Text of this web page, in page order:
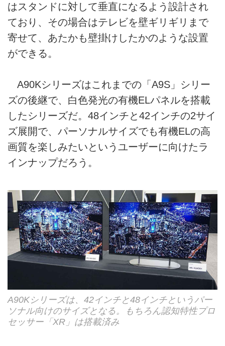
はスタンドに対して垂直になるよう設計され
ており、その場合はテレビを壁ギリギリまで
寄せて、あたかも壁掛けしたかのような設置
ができる。
A90Kシリーズはこれまでの「A9S」シリー
ズの後継で、白色発光の有機ELパネルを搭載
したシリーズだ。48インチと42インチの2サイ
ズ展開で、パーソナルサイズでも有機ELの高
画質を楽しみたいというユーザーに向けたラ
インナップだろう。
A90Kシリーズは、42インチと48インチというパー
ソナル向けのサイズとなる。もちろん認知特性プロ
セッサー「XR」は搭載済み